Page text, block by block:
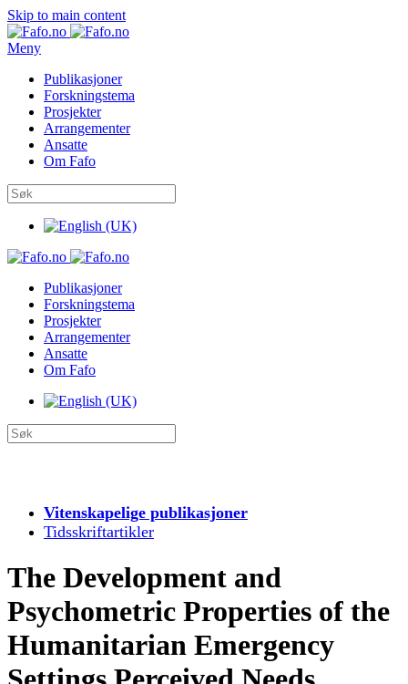
Skip to main content
Meny
Publikasjoner
Forskningstema
Prosjekter
Arrangementer
Ansatte
Om Fafo
Publikasjoner
Forskningstema
Prosjekter
Arrangementer
Ansatte
Om Fafo
Vitenskapelige publikasjoner
Tidsskriftartikler
The Development and
Psychometric Properties of the
Humanitarian Emergency